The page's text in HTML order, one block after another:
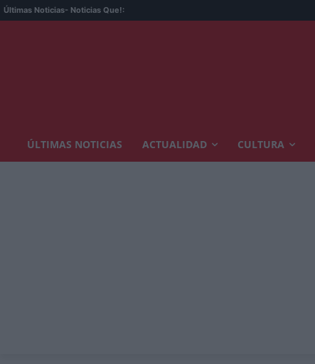
Últimas Noticias- Noticias Que!:
ÚLTIMAS NOTICIAS ACTUALIDAD CULTURA